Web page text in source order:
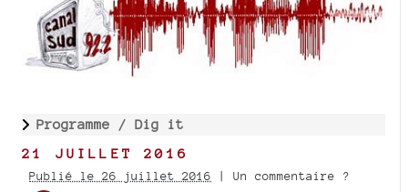
Programme / Dig it
21 JUILLET 2016
Publié le 26 juillet 2016 | Un commentaire ?